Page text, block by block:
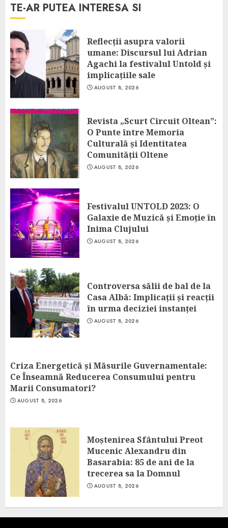
TE-AR PUTEA INTERESA SI
Reflecții asupra valorii
umane: Discursul lui Adrian
Agachi la festivalul Untold și
implicațiile sale
AUGUST 8, 2026
Revista „Scurt Circuit Oltean”:
O Punte între Memoria
Culturală și Identitatea
Comunității Oltene
AUGUST 8, 2026
Festivalul UNTOLD 2023: O
Galaxie de Muzică și Emoție în
Inima Clujului
AUGUST 8, 2026
Controversa sălii de bal de la
Casa Albă: Implicații și reacții
în urma deciziei instanței
AUGUST 8, 2026
Criza Energetică și Măsurile Guvernamentale:
Ce Înseamnă Reducerea Consumului pentru
Marii Consumatori?
AUGUST 8, 2026
Moștenirea Sfântului Preot
Mucenic Alexandru din
Basarabia: 85 de ani de la
trecerea sa la Domnul
AUGUST 8, 2026